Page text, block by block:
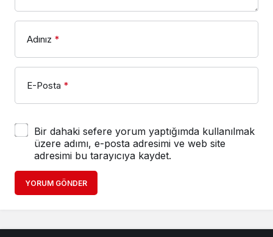
Adınız *
E-Posta *
Bir dahaki sefere yorum yaptığımda kullanılmak
üzere adımı, e-posta adresimi ve web site
adresimi bu tarayıcıya kaydet.
YORUM GÖNDER